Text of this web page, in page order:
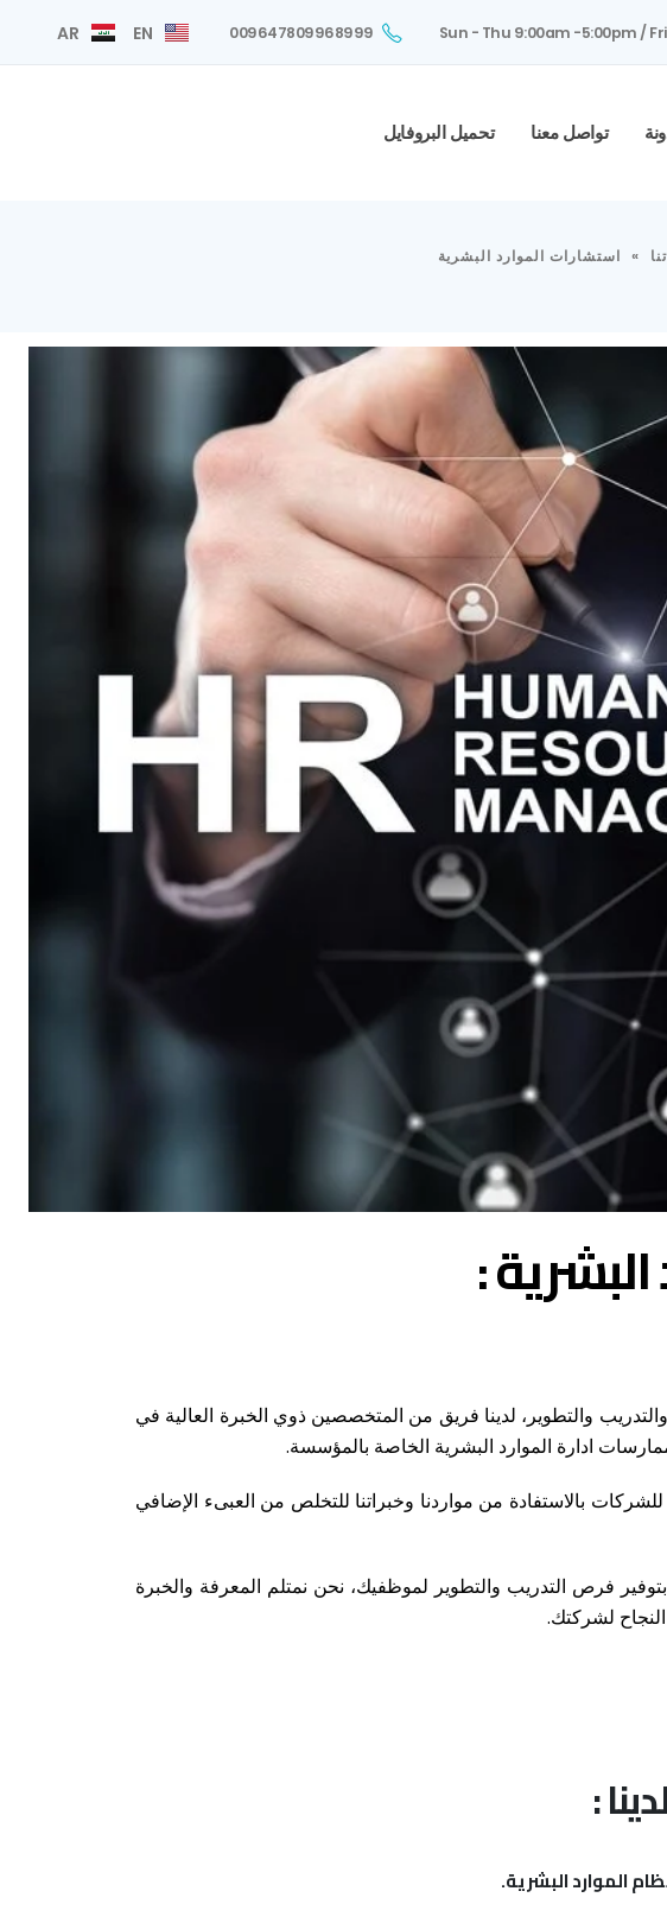
Sun - Thu 9:00am -5:00pm /
009647809968999
EN
AR
تواصل معنا تحميل البروفايل
» استشارات الموارد البشرية
البشرية :
والتطوير، لدينا فريق من المتخصصين ذوي الخبرة العالية في
ادارة الموارد البشرية الخاصة بالمؤسسة.
بالاستفادة من مواردنا وخبراتنا للتخلص من العبىء الإضافي
فرص التدريب والتطوير لموظفيك، نحن نمتلم المعرفة والخبرة
لشركتك.
:
الموارد البشرية.